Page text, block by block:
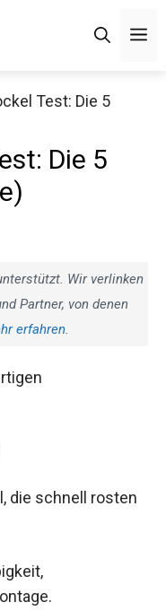
Test: Die 5
Die 5
Wir verlinken
Partner, von denen
erfahren.
die schnell rosten